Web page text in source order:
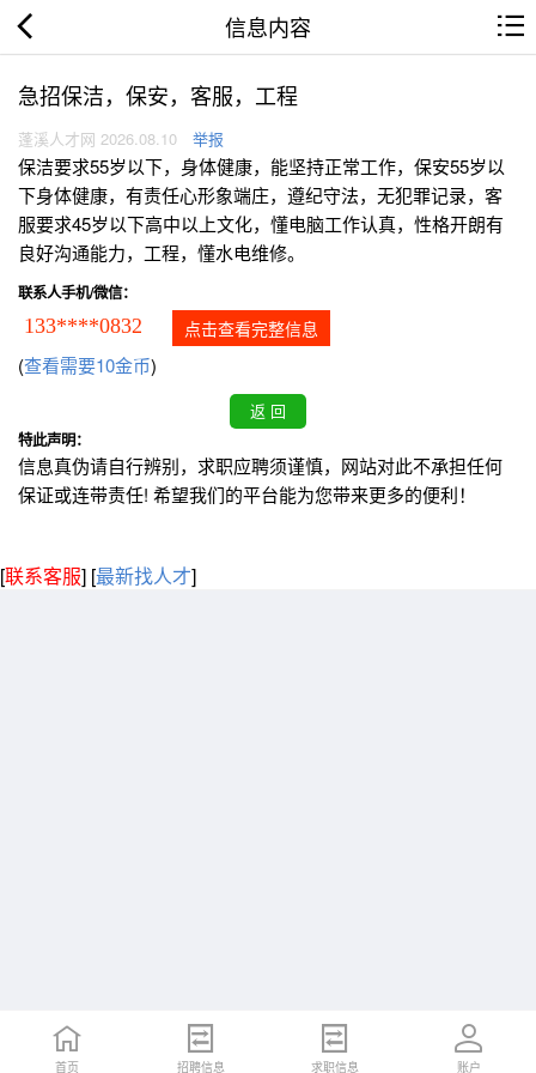
信息内容
急招保洁，保安，客服，工程
蓬溪人才网 2026.08.10 举报
保洁要求55岁以下，身体健康，能坚持正常工作，保安55岁以
下身体健康，有责任心形象端庄，遵纪守法，无犯罪记录，客
服要求45岁以下高中以上文化，懂电脑工作认真，性格开朗有
良好沟通能力，工程，懂水电维修。
联系人手机/微信：
133****0832 点击查看完整信息
(查看需要10金币)
特此声明：
信息真伪请自行辨别，求职应聘须谨慎，网站对此不承担任何
保证或连带责任! 希望我们的平台能为您带来更多的便利！
[联系客服] [最新找人才]
首页 招聘信息 求职信息 账户